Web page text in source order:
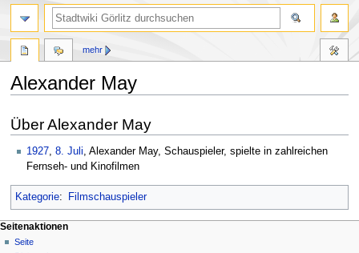
Alexander May
Zur
Navigation
springen
Zur
Suche
springen
Über Alexander May
1927, 8. Juli, Alexander May, Schauspieler, spielte in zahlreichen
Fernseh- und Kinofilmen
Kategorie: Filmschauspieler
Seitenaktionen
Seite
mehr